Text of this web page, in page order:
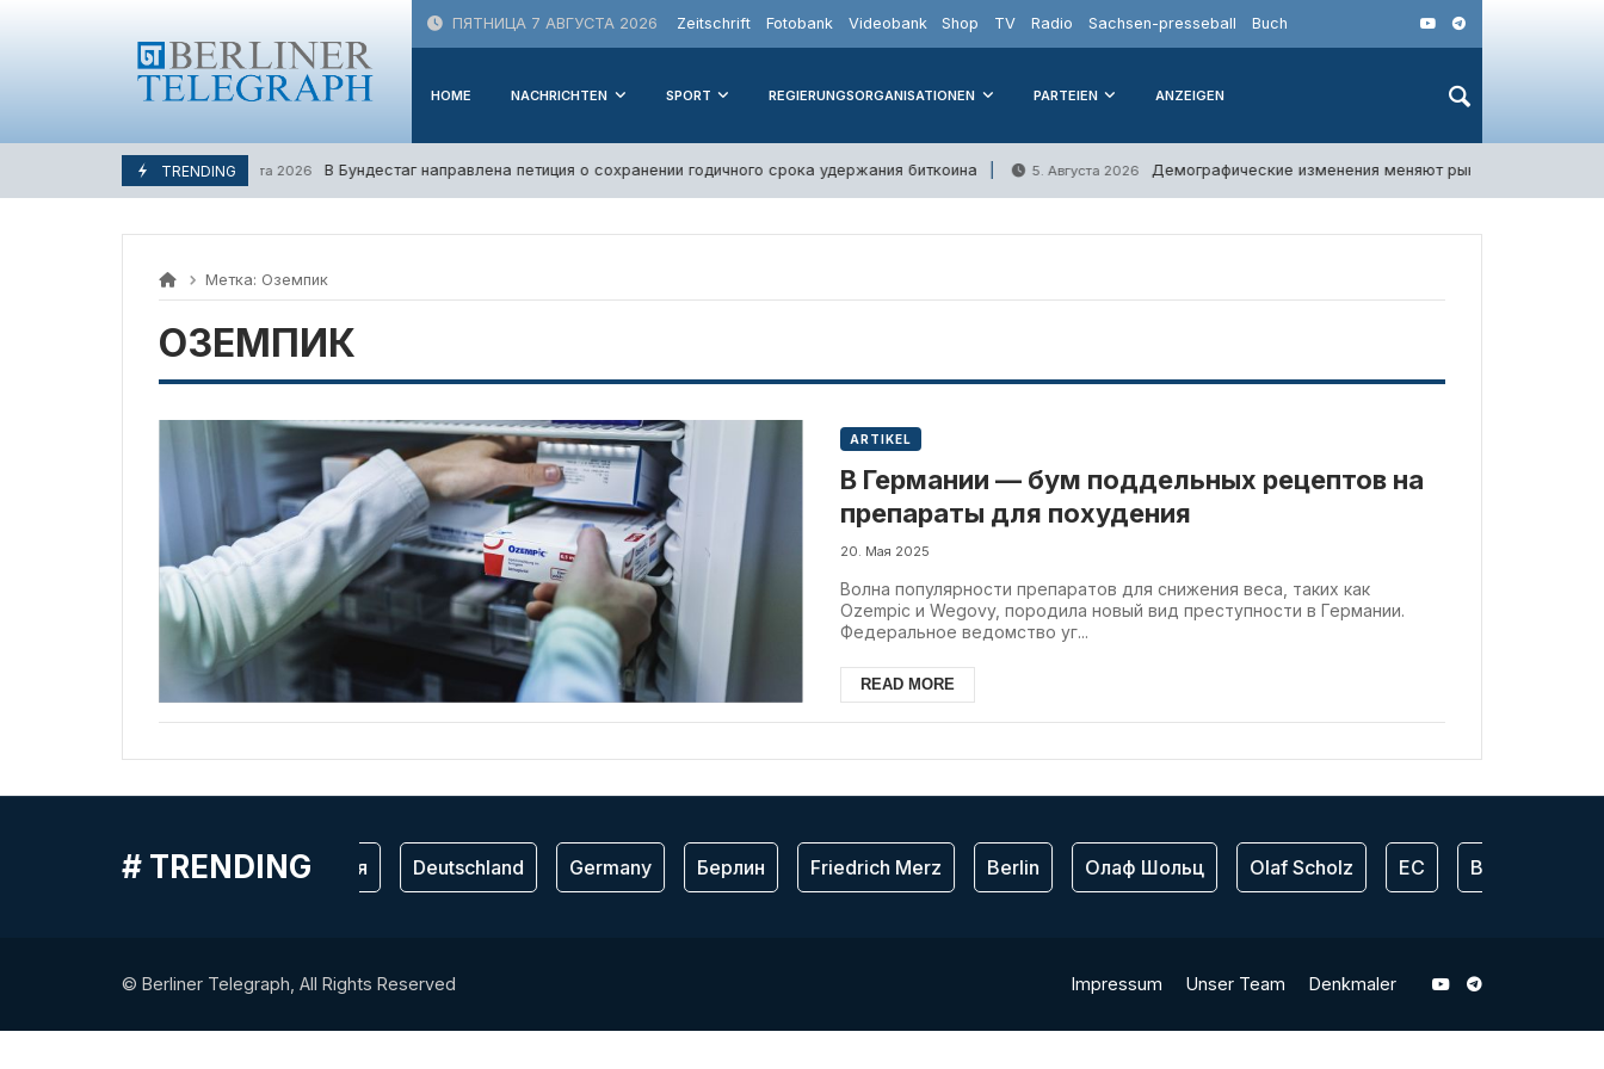
ПЯТНИЦА 7 АВГУСТА 2026 Zeitschrift Fotobank Videobank Shop TV Radio Sachsen-presseball Buch
HOME NACHRICHTEN SPORT REGIERUNGSORGANISATIONEN PARTEIEN ANZEIGEN
TRENDING
6. Августа 2026 В Бундестаг направлена петиция о сохранении годичного срока удержания биткоина 5. Августа 2026 Демографические изменения меняют рынок жилья
Метка: Оземпик
ОЗЕМПИК
ARTIKEL
В Германии — бум поддельных рецептов на
препараты для похудения
20. Мая 2025
Волна популярности препаратов для снижения веса, таких как
Ozempic и Wegovy, породила новый вид преступности в Германии.
Федеральное ведомство уг...
READ MORE
# TRENDINGГермания Deutschland Germany Берлин Friedrich Merz Berlin Олаф Шольц Olaf Scholz ЕС Bundeswehr
© Berliner Telegraph, All Rights Reserved Impressum Unser Team Denkmaler